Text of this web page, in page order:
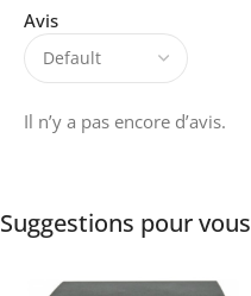
Avis
Il n’y a pas encore d’avis.
Suggestions pour vous